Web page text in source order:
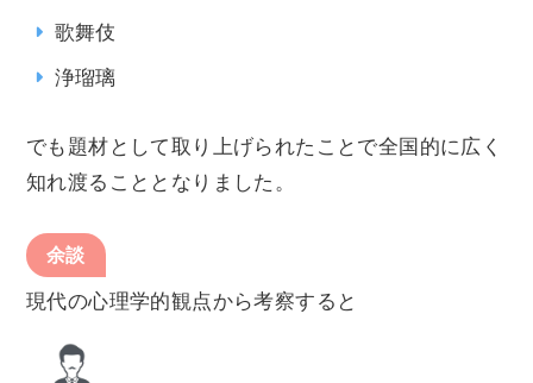
歌舞伎
浄瑠璃
でも題材として取り上げられたことで全国的に広く
知れ渡ることとなりました。
余談
現代の心理学的観点から考察すると